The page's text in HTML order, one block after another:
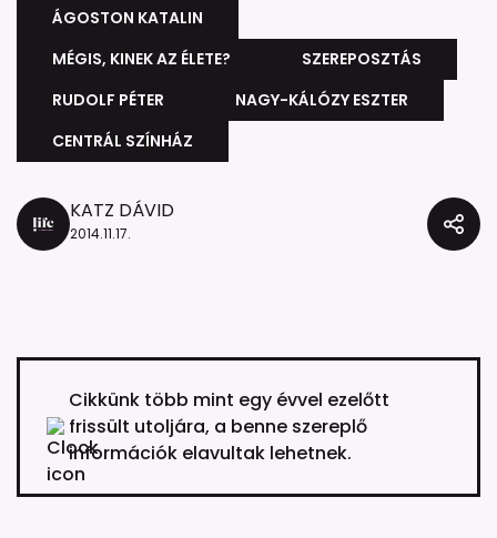
ÁGOSTON KATALIN
MÉGIS, KINEK AZ ÉLETE?
SZEREPOSZTÁS
RUDOLF PÉTER
NAGY-KÁLÓZY ESZTER
CENTRÁL SZÍNHÁZ
KATZ DÁVID
2014.11.17.
Cikkünk több mint egy évvel ezelőtt
frissült utoljára, a benne szereplő
információk elavultak lehetnek.